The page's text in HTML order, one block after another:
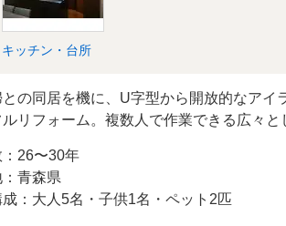
キッチン・台所
の同居を機に、U字型から開放的なアイ
ルリフォーム。複数人で作業できる広々と
力で生活感を隠し、デザイン性と利便性
ッキリとした、家事のしやすい空間に生
26〜30年
青森県
：大人5名・子供1名・ペット2匹